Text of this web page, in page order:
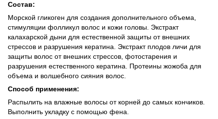
Состав:
Морской гликоген для создания дополнительного объема,
стимуляции фолликул волос и кожи головы. Экстракт
калахарской дыни для естественной защиты от внешних
стрессов и разрушения кератина. Экстракт плодов личи для
защиты волос от внешних стрессов, фотостарения и
разрушения естественного кератина. Протеины жожоба для
объема и волшебного сияния волос.
Способ применения:
Распылить на влажные волосы от корней до самых кончиков.
Выполнить укладку с помощью фена.